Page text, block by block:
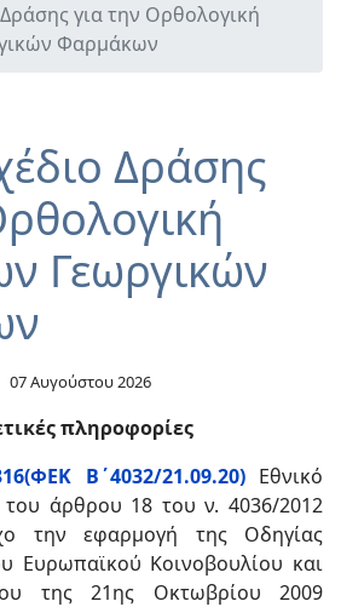
για την Ορθολογική
Φαρμάκων
Δράσης
Γεωργικών
07 Αυγούστου 2026
πληροφορίες
Β΄4032/21.09.20) Εθνικό
του άρθρου 18 του ν. 4036/2012
την εφαρμογή της Οδηγίας
Ευρωπαϊκού Κοινοβουλίου και
της 21ης Οκτωβρίου 2009